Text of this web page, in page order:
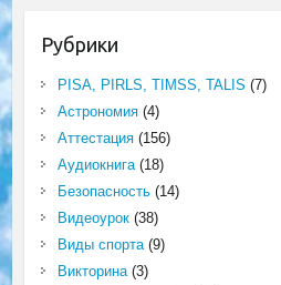
Рубрики
PISA, PIRLS, TIMSS, TALIS (7)
Астрономия(4)
Аттестация(156)
Аудиокнига(18)
Безопасность(14)
Видеоурок(38)
Виды спорта(9)
Викторина(3)